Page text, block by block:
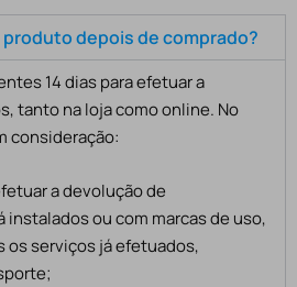
depois de comprado?
14 dias para efetuar a
tanto na loja como online. No
consideração:
a devolução de
ou com marcas de uso,
os serviços já efetuados,